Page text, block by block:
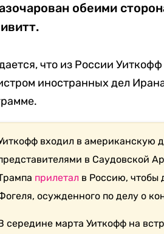
обеими
что из России
иностранных дел
входил в американскую
в Саудовской
прилетал в Россию, чтобы
осужденного по делу о
середине марта Уиткофф на